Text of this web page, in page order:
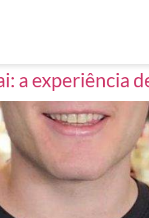
a experiência